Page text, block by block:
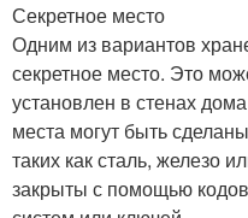
Секретное место
Одним из вариантов
секретное место. Это
установлен в стенах
места могут быть
таких как сталь, железо
закрыты с помощью